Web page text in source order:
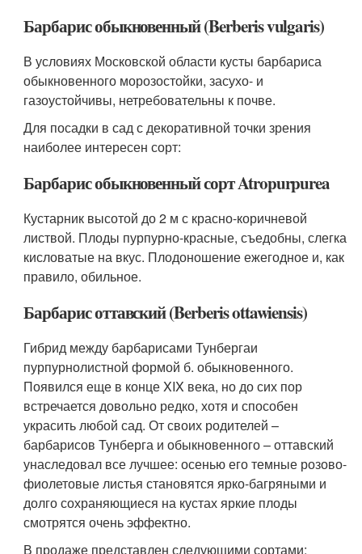
Барбарис обыкновенный (Berberis vulgaris)
В условиях Московской области кусты барбариса
обыкновенного морозостойки, засухо- и
газоустойчивы, нетребовательны к почве.
Для посадки в сад с декоративной точки зрения
наиболее интересен сорт:
Барбарис обыкновенный сорт Atropurpurea
Кустарник высотой до 2 м с красно-коричневой
листвой. Плоды пурпурно-красные, съедобны, слегка
кисловатые на вкус. Плодоношение ежегодное и, как
правило, обильное.
Барбарис оттавский (Berberis ottawiensis)
Гибрид между барбарисами Тунбергаи
пурпурнолистной формой б. обыкновенного.
Появился еще в конце XIX века, но до сих пор
встречается довольно редко, хотя и способен
украсить любой сад. От своих родителей –
барбарисов Тунберга и обыкновенного – оттавский
унаследовал все лучшее: осенью его темные розово-
фиолетовые листья становятся ярко-багряными и
долго сохраняющиеся на кустах яркие плоды
смотрятся очень эффектно.
В продаже представлен следующими сортами: